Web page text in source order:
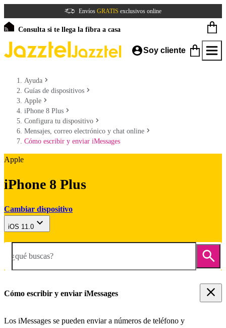
Envíos GRATIS exclusivos online
Consulta si te llega la fibra a casa
Soy cliente
Ayuda
Guías de dispositivos
Apple
iPhone 8 Plus
Configura tu dispositivo
Mensajes, correo electrónico y chat online
Cómo escribir y enviar iMessages
Apple
iPhone 8 Plus
Cambiar dispositivo
iOS 11.0
¿qué buscas?
Cómo escribir y enviar iMessages
Los iMessages se pueden enviar a números de teléfono y